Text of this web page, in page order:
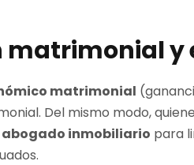
matrimonial
matrimonial
Del mismo modo,
abogado inmobiliario para